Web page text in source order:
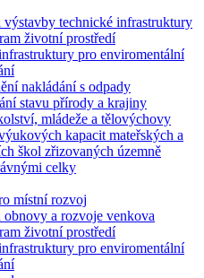
výstavby technické infrastruktury
životní prostředí
pro enviromentální
nakládání s odpady
stavu přírody a krajiny
mládeže a tělovýchovy
kapacit mateřských a
škol zřizovaných územně
celky
místní rozvoj
obnovy a rozvoje venkova
životní prostředí
pro enviromentální